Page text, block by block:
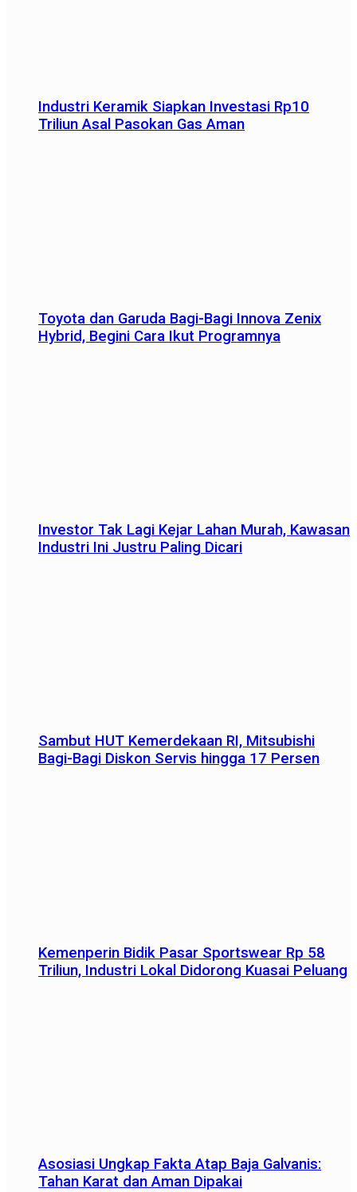
Industri Keramik Siapkan Investasi Rp10
Triliun Asal Pasokan Gas Aman
Toyota dan Garuda Bagi-Bagi Innova Zenix
Hybrid, Begini Cara Ikut Programnya
Investor Tak Lagi Kejar Lahan Murah, Kawasan
Industri Ini Justru Paling Dicari
Sambut HUT Kemerdekaan RI, Mitsubishi
Bagi-Bagi Diskon Servis hingga 17 Persen
Kemenperin Bidik Pasar Sportswear Rp 58
Triliun, Industri Lokal Didorong Kuasai Peluang
Asosiasi Ungkap Fakta Atap Baja Galvanis:
Tahan Karat dan Aman Dipakai